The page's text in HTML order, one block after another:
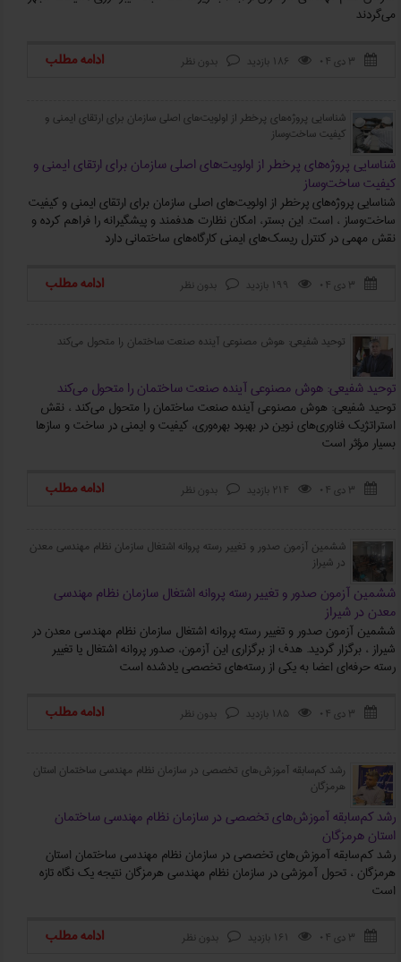
می‌گردند
 ۳ دی ۰۴  186 بازدید  بدون نظر ادامه مطلب
شناسایی پروژه‌های پرخطر از اولویت‌های اصلی سازمان برای ارتقای ایمنی و
کیفیت ساخت‌وساز
شناسایی پروژه‌های پرخطر از اولویت‌های اصلی سازمان برای ارتقای ایمنی و
کیفیت ساخت‌وساز
شناسایی پروژه‌های پرخطر از اولویت‌های اصلی سازمان برای ارتقای ایمنی و کیفیت
ساخت‌وساز ، است. این بستر، امکان نظارت هدفمند و پیشگیرانه را فراهم کرده و
نقش مهمی در کنترل ریسک‌های ایمنی کارگاه‌های ساختمانی دارد
 ۳ دی ۰۴  199 بازدید  بدون نظر ادامه مطلب
توحید شفیعی: هوش مصنوعی آینده صنعت ساختمان را متحول می‌کند
توحید شفیعی: هوش مصنوعی آینده صنعت ساختمان را متحول می‌کند
توحید شفیعی: هوش مصنوعی آینده صنعت ساختمان را متحول می‌کند ، نقش
استراتژیک فناوری‌های نوین در بهبود بهره‌‌وری، کیفیت و ایمنی در ساخت و سازها
بسیار مؤثر است
 ۳ دی ۰۴  214 بازدید  بدون نظر ادامه مطلب
ششمین آزمون صدور و تغییر رسته پروانه اشتغال سازمان نظام مهندسی معدن
در شیراز
ششمین آزمون صدور و تغییر رسته پروانه اشتغال سازمان نظام مهندسی
معدن در شیراز
ششمین آزمون صدور و تغییر رسته پروانه اشتغال سازمان نظام مهندسی معدن در
شیراز ، برگزار گردید. هدف از برگزاری این آزمون، صدور پروانه اشتغال یا تغییر
رسته حرفه‌ای اعضا به یکی از رسته‌های تخصصی یادشده است
 ۳ دی ۰۴  185 بازدید  بدون نظر ادامه مطلب
رشد کم‌سابقه آموزش‌های تخصصی در سازمان نظام مهندسی ساختمان استان
هرمزگان
رشد کم‌سابقه آموزش‌های تخصصی در سازمان نظام مهندسی ساختمان
استان هرمزگان
رشد کم‌سابقه آموزش‌های تخصصی در سازمان نظام مهندسی ساختمان استان
هرمزگان ، تحول آموزشی در سازمان نظام مهندسی هرمزگان نتیجه یک نگاه تازه
است
 ۳ دی ۰۴  161 بازدید  بدون نظر ادامه مطلب